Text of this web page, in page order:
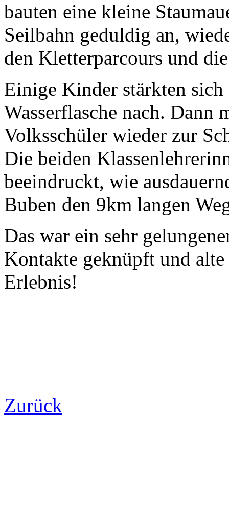
bauten eine kleine
Seilbahn geduldig an,
den Kletterparcours und
Einige Kinder stärkten
Wasserflasche nach. Dann
Volksschüler wieder zur
Die beiden
beeindruckt, wie
Buben den 9km langen
Das war ein sehr
Kontakte geknüpft und
Erlebnis!
Zurück